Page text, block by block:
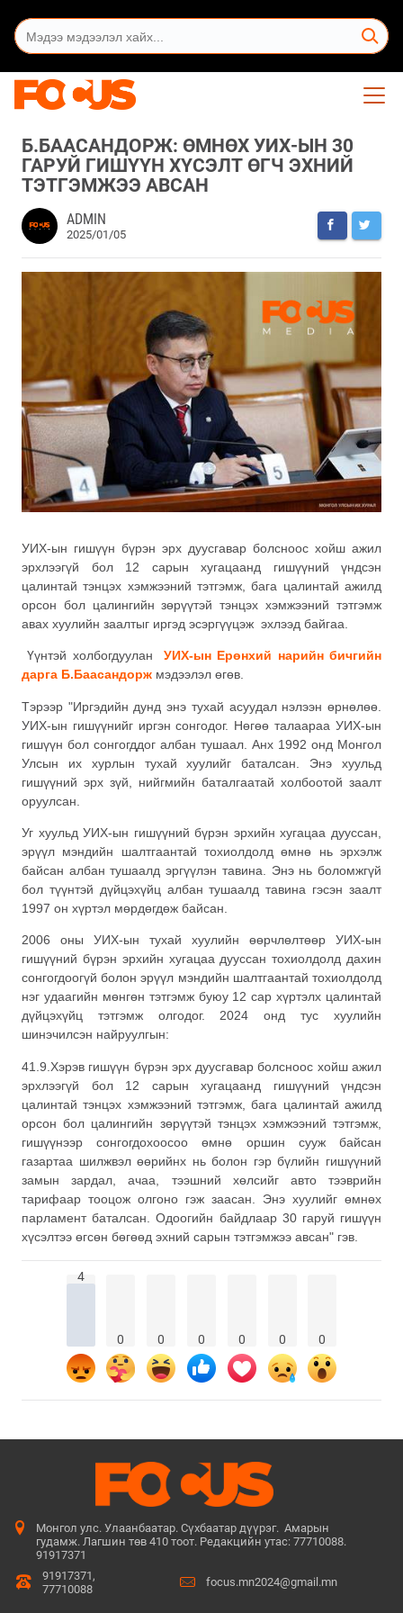
Б.БААСАНДОРЖ: ӨМНӨХ УИХ-ЫН 30
ГАРУЙ ГИШҮҮН ХҮСЭЛТ ӨГЧ ЭХНИЙ
ТЭТГЭМЖЭЭ АВСАН
ADMIN
2025/01/05
УИХ-ын гишүүн бүрэн эрх дуусгавар болсноос хойш ажил
эрхлээгүй бол 12 сарын хугацаанд гишүүний үндсэн
цалинтай тэнцэх хэмжээний тэтгэмж, бага цалинтай ажилд
орсон бол цалингийн зөрүүтэй тэнцэх хэмжээний тэтгэмж
авах хуулийн заалтыг иргэд эсэргүүцэж эхлээд байгаа.
Үүнтэй холбогдууланУИХ-ын Ерөнхий нарийн бичгийн
дарга Б.Баасандорж мэдээлэл өгөв.
Тэрээр "Иргэдийн дунд энэ тухай асуудал нэлээн өрнөлөө.
УИХ-ын гишүүнийг иргэн сонгодог. Нөгөө талаараа УИХ-ын
гишүүн бол сонгогддог албан тушаал. Анх 1992 онд Монгол
Улсын их хурлын тухай хуулийг баталсан. Энэ хуульд
гишүүний эрх зүй, нийгмийн баталгаатай холбоотой заалт
оруулсан.
Уг хуульд УИХ-ын гишүүний бүрэн эрхийн хугацаа дууссан,
эрүүл мэндийн шалтгаантай тохиолдолд өмнө нь эрхэлж
байсан албан тушаалд эргүүлэн тавина. Энэ нь боломжгүй
бол түүнтэй дүйцэхүйц албан тушаалд тавина гэсэн заалт
1997 он хүртэл мөрдөгдөж байсан.
2006 оны УИХ-ын тухай хуулийн өөрчлөлтөөр УИХ-ын
гишүүний бүрэн эрхийн хугацаа дууссан тохиолдолд дахин
сонгогдоогүй болон эрүүл мэндийн шалтгаантай тохиолдолд
нэг удаагийн мөнгөн тэтгэмж буюу 12 сар хүртэлх цалинтай
дүйцэхүйц тэтгэмж олгодог. 2024 онд тус хуулийн
шинэчилсэн найруулгын:
41.9.Хэрэв гишүүн бүрэн эрх дуусгавар болсноос хойш ажил
эрхлээгүй бол 12 сарын хугацаанд гишүүний үндсэн
цалинтай тэнцэх хэмжээний тэтгэмж, бага цалинтай ажилд
орсон бол цалингийн зөрүүтэй тэнцэх хэмжээний тэтгэмж,
гишүүнээр сонгогдохоосоо өмнө оршин сууж байсан
газартаа шилжвэл өөрийнх нь болон гэр бүлийн гишүүний
замын зардал, ачаа, тээшний хөлсийг авто тээврийн
тарифаар тооцож олгоно гэж заасан. Энэ хуулийг өмнөх
парламент баталсан. Одоогийн байдлаар 30 гаруй гишүүн
хүсэлтээ өгсөн бөгөөд эхний сарын тэтгэмжээ авсан" гэв.
4
0 0 0 0 0 0
Монгол улс. Улаанбаатар. Сүхбаатар дүүрэг. Амарын
гудамж. Лагшин төв 410 тоот. Редакцийн утас: 77710088.
91917371
91917371,
77710088
focus.mn2024@gmail.mn